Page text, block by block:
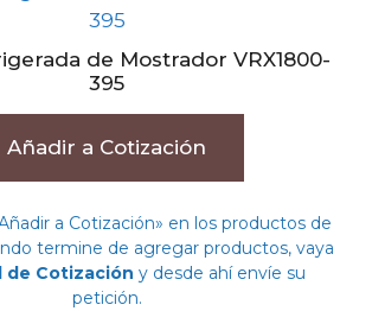
de Mostrador VRX1800-
395
Añadir a Cotización
a Cotización» en los productos de
termine de agregar productos, vaya
de Cotización y desde ahí envíe su
petición.